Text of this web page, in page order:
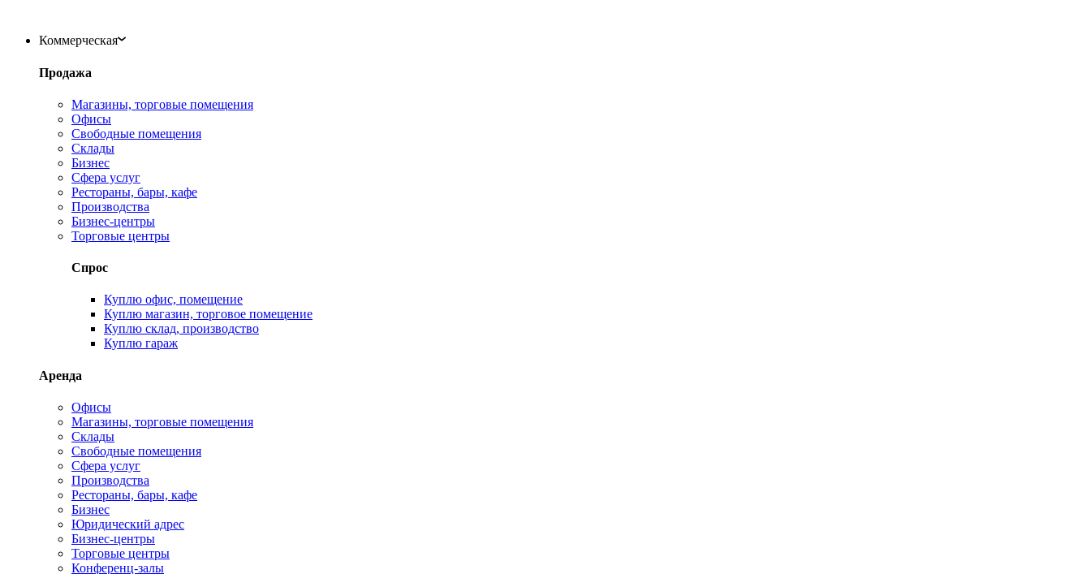
Коммерческая
Продажа
Магазины, торговые помещения
Офисы
Свободные помещения
Склады
Бизнес
Сфера услуг
Рестораны, бары, кафе
Производства
Бизнес-центры
Торговые центры
Спрос
Куплю офис, помещение
Куплю магазин, торговое помещение
Куплю склад, производство
Куплю гараж
Аренда
Офисы
Магазины, торговые помещения
Склады
Свободные помещения
Сфера услуг
Производства
Рестораны, бары, кафе
Бизнес
Юридический адрес
Бизнес-центры
Торговые центры
Конференц-залы